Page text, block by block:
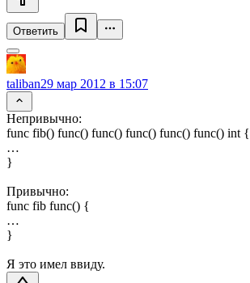
Ответить
taliban29 мар 2012 в 15:07
Непривычно:
func fib() func() func() func() func() func() int {
…
}
Привычно:
func fib func() {
…
}
Я это имел ввиду.